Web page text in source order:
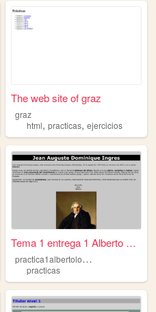
The web site of graz
graz
html,practicas,ejercicios
Tema 1 entrega 1 Alberto Lóp...
p
ractica1albertolopez
practicas